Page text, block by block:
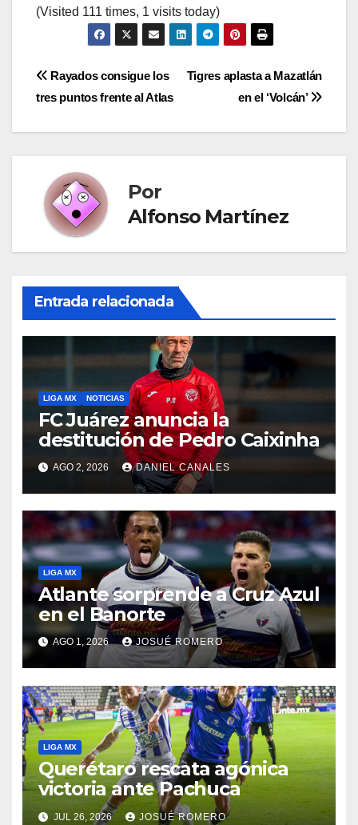
(Visited 111 times, 1 visits today)
Navegación
de
Tigres aplasta a Mazatlán
en el ‘Volcán’
Rayados consigue los
tres puntos frente al Atlas
Por
Alfonso Martínez
Entrada relacionada
LIGA MX NOTICIAS
FC Juárez anuncia la
destitución de Pedro Caixinha
AGO 2, 2026 DANIEL CANALES
LIGA MX
Atlante sorprende a Cruz Azul
en el Banorte
AGO 1, 2026 JOSUÉ ROMERO
LIGA MX
Querétaro rescata agónica
victoria ante Pachuca
JUL 26, 2026 JOSUÉ ROMERO